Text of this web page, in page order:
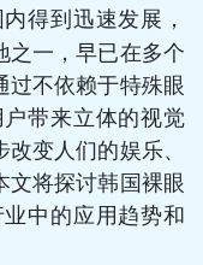
得到迅速发展，
之一，早已在多个
过不依赖于特殊眼
带来立体的视觉
变人们的娱乐、
文将探讨韩国裸眼
中的应用趋势和